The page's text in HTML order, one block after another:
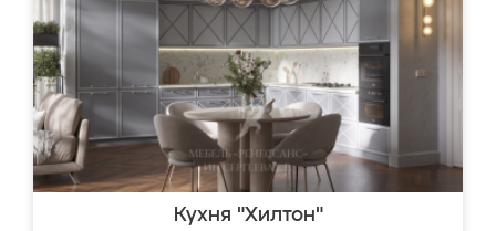
Кухня "Хилтон"